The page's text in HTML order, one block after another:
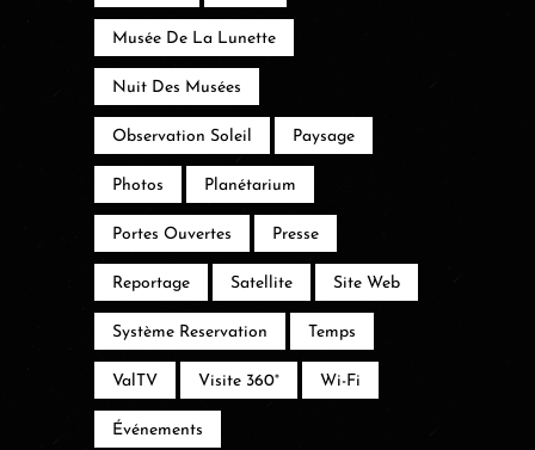
Musée De La Lunette
Nuit Des Musées
Observation Soleil Paysage
Photos Planétarium
Portes Ouvertes Presse
Reportage Satellite Site Web
Système Reservation Temps
ValTV Visite 360° Wi-Fi
Événements